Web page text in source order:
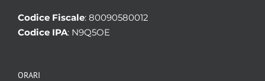
Codice Fiscale: 80090580012
Codice IPA: N9Q5OE
ORARI